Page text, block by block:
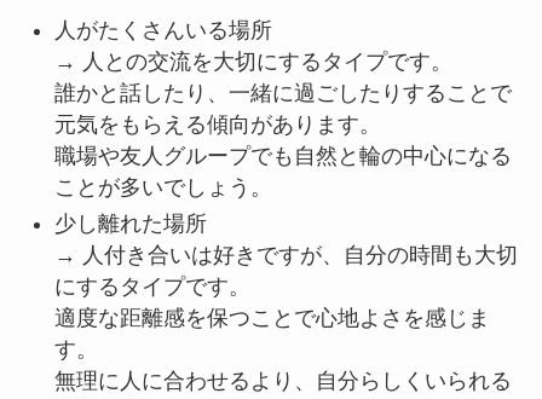
人がたくさんいる場所
→ 人との交流を大切にするタイプです。
誰かと話したり、一緒に過ごしたりすることで
元気をもらえる傾向があります。
職場や友人グループでも自然と輪の中心になる
ことが多いでしょう。
少し離れた場所
→ 人付き合いは好きですが、自分の時間も大切
にするタイプです。
適度な距離感を保つことで心地よさを感じま
す。
無理に人に合わせるより、自分らしくいられる